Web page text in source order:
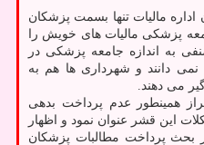
اداره مالیات تنها بسمت پزشکان
۹۷ درصد جامعه پزشکی مالیات های خویش را
به اندازه جامعه پزشکی در
دانند و شهرداری ها هم به
می دهند.
همینطور عدم پرداخت بدهی
این قشر عنوان نمود و اظهار
ها بین ۶ تا ۹ ماه در بحث پرداخت مطالبات پزشکان